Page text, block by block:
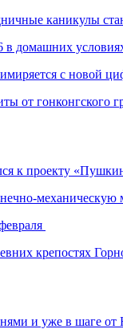
каникулы
домашних
с новой
от гонконгского
к проекту
механическую
крепостях
и уже в шаге